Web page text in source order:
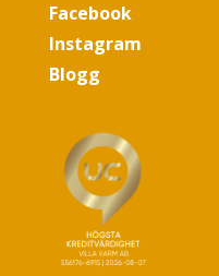
Facebook
Instagram
Blogg